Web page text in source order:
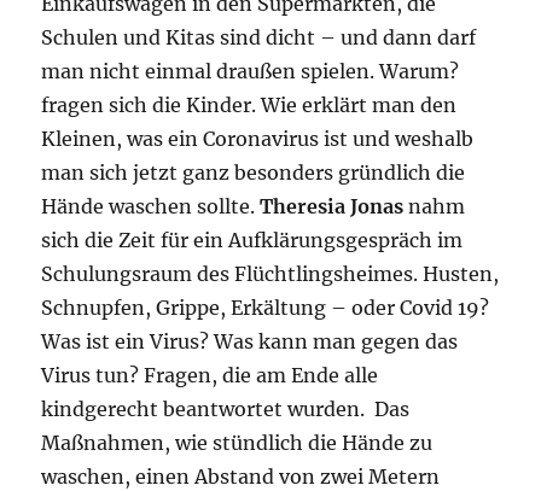
Schulen und Kitas sind dicht – und dann darf
man nicht einmal draußen spielen. Warum?
fragen sich die Kinder. Wie erklärt man den
Kleinen, was ein Coronavirus ist und weshalb
man sich jetzt ganz besonders gründlich die
Hände waschen sollte.Theresia Jonas nahm
sich die Zeit für ein Aufklärungsgespräch im
Schulungsraum des Flüchtlingsheimes. Husten,
Schnupfen, Grippe, Erkältung – oder Covid 19?
Was ist ein Virus? Was kann man gegen das
Virus tun? Fragen, die am Ende alle
kindgerecht beantwortet wurden. Das
Maßnahmen, wie stündlich die Hände zu
waschen, einen Abstand von zwei Metern